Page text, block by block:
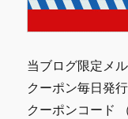
当ブログ限定メ
クーポン毎日発
クーポンコード